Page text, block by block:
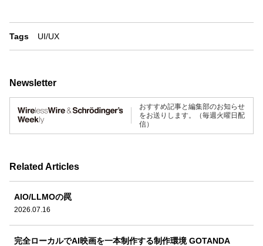
Tags UI/UX
Newsletter
おすすめ記事と編集部のお知らせ
をお送りします。（毎週火曜日配
信）
Related Articles
AIO/LLMOの罠
2026.07.16
完全ローカルでAI映画を一本制作する制作環境 GOTANDA